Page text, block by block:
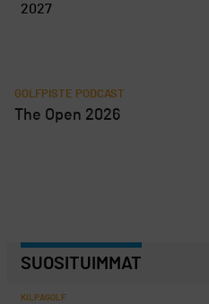
2027
GOLFPISTE PODCAST
The Open 2026
SUOSITUIMMAT
KILPAGOLF